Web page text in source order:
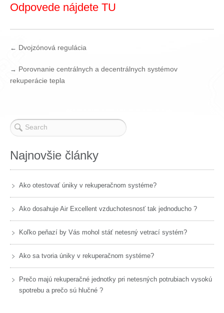
Odpovede nájdete TU
← Dvojzónová regulácia
→ Porovnanie centrálnych a decentrálnych systémov
rekuperácie tepla
Najnovšie články
Ako otestovať úniky v rekuperačnom systéme?
Ako dosahuje Air Excellent vzduchotesnosť tak jednoducho ?
Koľko peňazí by Vás mohol stáť netesný vetrací systém?
Ako sa tvoria úniky v rekuperačnom systéme?
Prečo majú rekuperačné jednotky pri netesných potrubiach vysokú
spotrebu a prečo sú hlučné ?